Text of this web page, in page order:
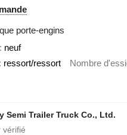
porte-engins
neuf
ressort/ressort Nombre
Semi Trailer Truck Co., Ltd.